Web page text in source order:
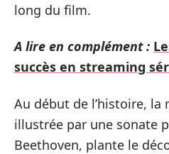
long du film.
A lire en complément :
succès en streaming
Au début de l’histoire, la
illustrée par une sonate
Beethoven, plante le